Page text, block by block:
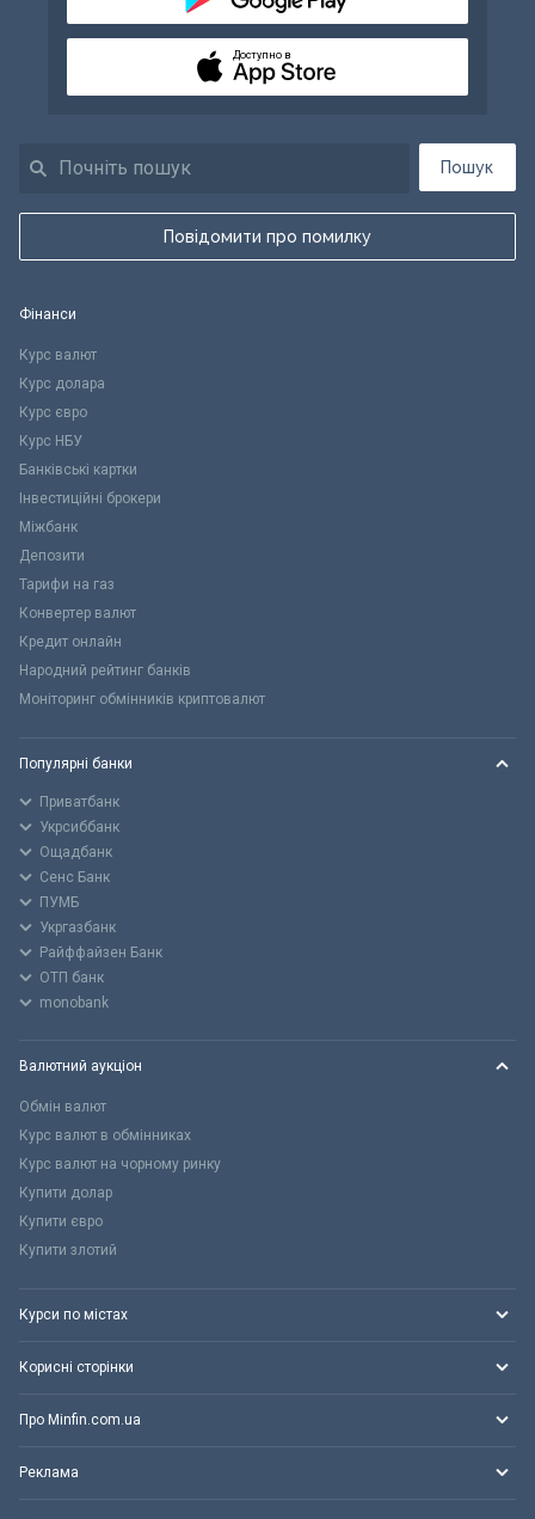
Пошук
Повідомити про помилку
Доступно в
Фінанси
Курс валют
Курс долара
Курс євро
Курс НБУ
Банківські картки
Інвестиційні брокери
Міжбанк
Депозити
Тарифи на газ
Конвертер валют
Кредит онлайн
Народний рейтинг банків
Моніторинг обмінників криптовалют
Популярні банки
Приватбанк
Укрсиббанк
Ощадбанк
Сенс Банк
ПУМБ
Укргазбанк
Райффайзен Банк
ОТП банк
monobank
Валютний аукціон
Обмін валют
Курс валют в обмінниках
Курс валют на чорному ринку
Купити долар
Купити євро
Купити злотий
Курси по містах
Корисні сторінки
Про Minfin.com.ua
Реклама